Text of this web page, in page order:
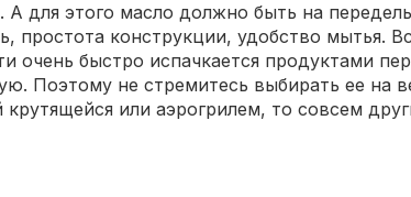
для этого масло должно быть на
конструкции, удобство мытья.
очень быстро испачкается продуктами
Поэтому не стремитесь выбирать ее на
или аэрогрилем, то совсем